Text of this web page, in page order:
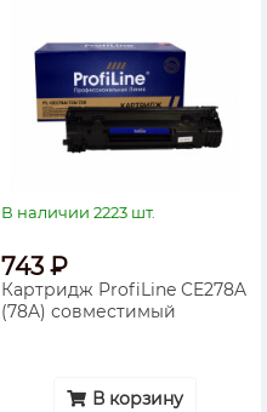
В наличии 2223 шт.
743 ₽
Картридж ProfiLine CE278A
(78A) совместимый
В корзину